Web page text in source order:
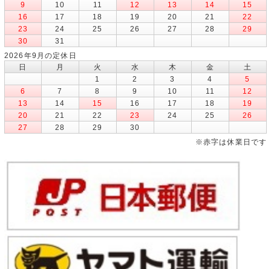
9
10 11 12 13 14
15
16
17 18 19 20 21
22
23
24 25 26 27 28
29
30
31
2026年9月の定休日
日
月 火 水 木 金
土
1
2 3 4
5
6
7 8 9 10 11
12
13
14 15 16 17 18
19
20
21 22 23 24 25
26
27
28 29
30
※赤字は休業日です